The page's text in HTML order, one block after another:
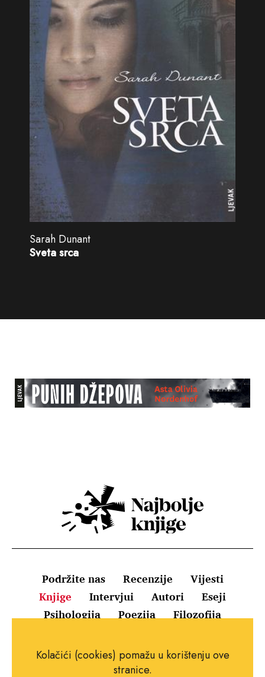
Sarah Dunant
Sveta srca
Podržite nas Recenzije
Vijesti
Knjige
Intervjui Autori
Eseji
Psihologija
Poezija Filozofija
Uvjeti korištenja
Pravila o kolačićima
Impressum
Kolačići (cookies) pomažu u korištenju ove
stranice.